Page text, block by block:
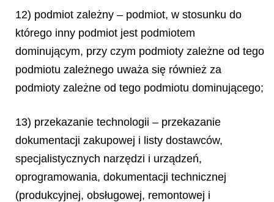
12) podmiot zależny – podmiot, w stosunku do
którego inny podmiot jest podmiotem
dominującym, przy czym podmioty zależne od tego
podmiotu zależnego uważa się również za
podmioty zależne od tego podmiotu dominującego;
13) przekazanie technologii – przekazanie
dokumentacji zakupowej i listy dostawców,
specjalistycznych narzędzi i urządzeń,
oprogramowania, dokumentacji technicznej
(produkcyjnej, obsługowej, remontowej i